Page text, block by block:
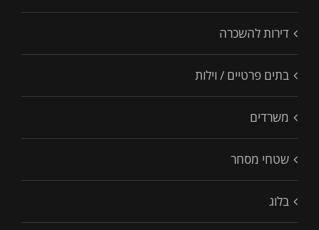
דירות להשכרה
בתים פרטיים / וילות
משרדים
שטחי מסחר
בלוג